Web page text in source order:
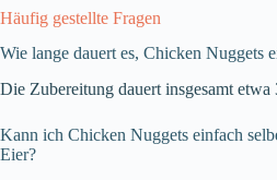
Häufig gestellte Fragen
Wie lange dauert es, Chicken Nuggets
Die Zubereitung dauert insgesamt etwa
Kann ich Chicken Nuggets einfach
Eier?